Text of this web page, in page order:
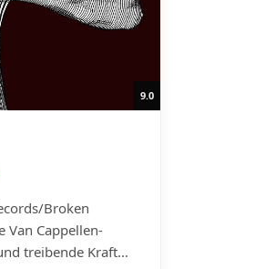
9.0
Broken
Van Cappellen-
treibende Kraft…